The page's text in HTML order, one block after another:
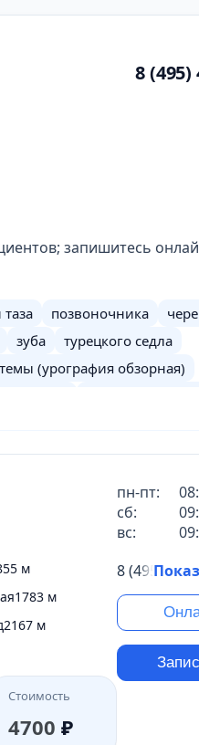
8 (495)
запишитесь
таза позвоночника
зуба
турецкого седла
(урография обзорная)
артрография
ТРГ
бедра (бедренной кости)
м
1783 м
2167 м
Стоимость
4700 ₽
пн-пт:
сб:
вс:
8 (495)